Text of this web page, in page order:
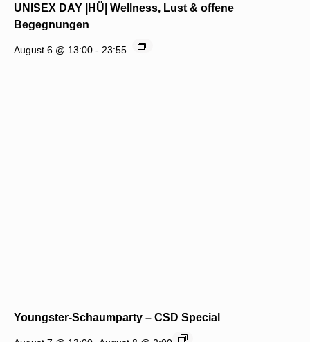
UNISEX DAY |HÜ| Wellness, Lust & offene
Begegnungen
August 6 @ 13:00 - 23:55
Youngster-Schaumparty – CSD Special